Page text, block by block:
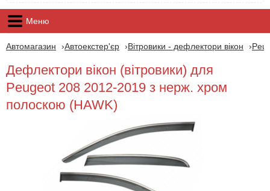
Меню
Автомагазин Автоекстер'єр Вітровики - дефлектори вікон
Дефлектори вікон (вітровики) для
Peugeot 208 2012-2019 з нерж. хром
полоскою (HAWK)